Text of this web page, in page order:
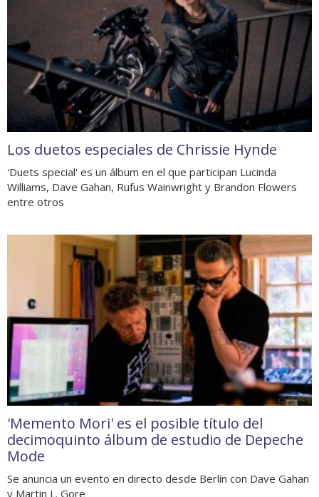
Los duetos especiales de Chrissie Hynde
'Duets special' es un álbum en el que participan Lucinda
Williams, Dave Gahan, Rufus Wainwright y Brandon Flowers
entre otros
'Memento Mori' es el posible título del
decimoquinto álbum de estudio de Depeche
Mode
Se anuncia un evento en directo desde Berlín con Dave Gahan
y Martin L. Gore